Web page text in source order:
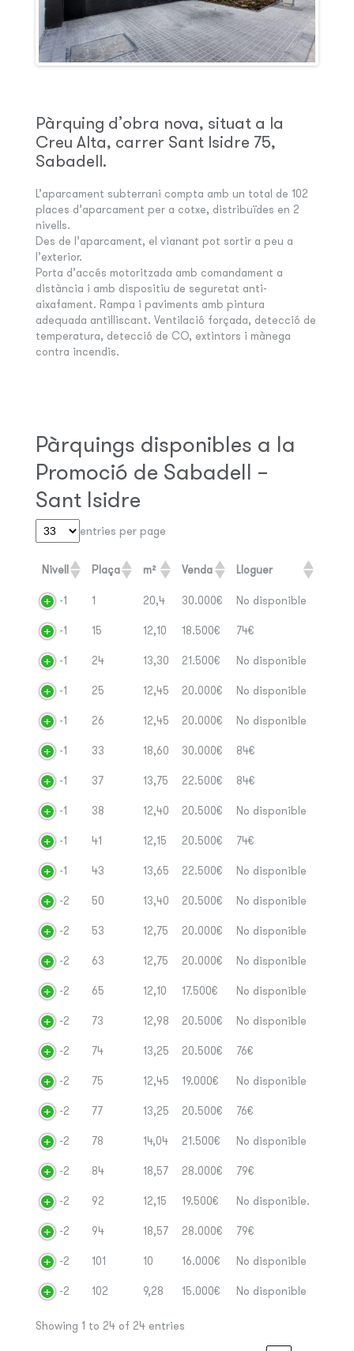
Pàrquing d’obra nova, situat a la
Creu Alta, carrer Sant Isidre 75,
Sabadell.
L’aparcament subterrani compta amb un total de 102
places d’aparcament per a cotxe, distribuïdes en 2
nivells.
Des de l’aparcament, el vianant pot sortir a peu a
l’exterior.
Porta d’accés motoritzada amb comandament a
distància i amb dispositiu de seguretat anti-
aixafament. Rampa i paviments amb pintura
adequada antilliscant. Ventilació forçada, detecció de
temperatura, detecció de CO, extintors i mànega
contra incendis.
Pàrquings disponibles a la
Promoció de Sabadell –
Sant Isidre
entries per page
Nivell Plaça m² Venda Lloguer
-1 1 20,4 30.000€ No disponible
-1 15 12,10 18.500€ 74€
-1 24 13,30 21.500€ No disponible
-1 25 12,45 20.000€ No disponible
-1 26 12,45 20.000€ No disponible
-1 33 18,60 30.000€ 84€
-1 37 13,75 22.500€ 84€
-1 38 12,40 20.500€ No disponible
-1 41 12,15 20.500€ 74€
-1 43 13,65 22.500€ No disponible
-2 50 13,40 20.500€ No disponible
-2 53 12,75 20.000€ No disponible
-2 63 12,75 20.000€ No disponible
-2 65 12,10 17.500€ No disponible
-2 73 12,98 20.500€ No disponible
-2 74 13,25 20.500€ 76€
-2 75 12,45 19.000€ No disponible
-2 77 13,25 20.500€ 76€
-2 78 14,04 21.500€ No disponible
-2 84 18,57 28.000€ 79€
-2 92 12,15 19.500€ No disponible.
-2 94 18,57 28.000€ 79€
-2 101 10 16.000€ No disponible
-2 102 9,28 15.000€ No disponible
Showing 1 to 24 of 24 entries